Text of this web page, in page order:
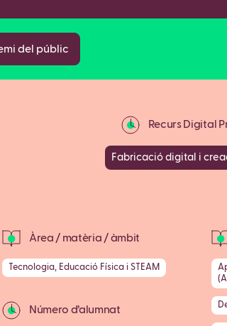
del públic
Recurs Digital
Fabricació digital i
Àrea / matèria / àmbit
Tecnologia, Educació Física i STEAM
Número d’alumnat